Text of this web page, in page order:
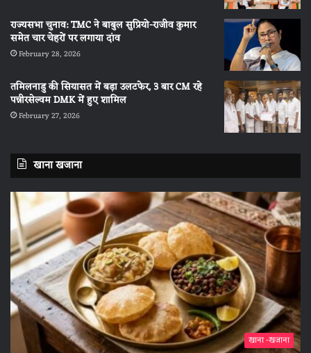
राज्यसभा चुनाव: TMC ने बाबुल सुप्रियो-राजीव कुमार
समेत चार चेहरों पर लगाया दांव
February 28, 2026
तमिलनाडु की सियासत में बड़ा उलटफेर, 3 बार CM रहे
पन्नीरसेल्वम DMK में हुए शामिल
February 27, 2026
खाना खजाना
खाना -खजाना